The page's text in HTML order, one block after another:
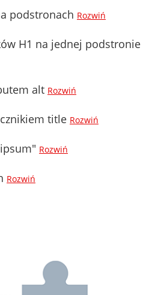
podstronach Rozwiń
H1 na jednej podstronie
alt Rozwiń
title Rozwiń
Rozwiń
Rozwiń